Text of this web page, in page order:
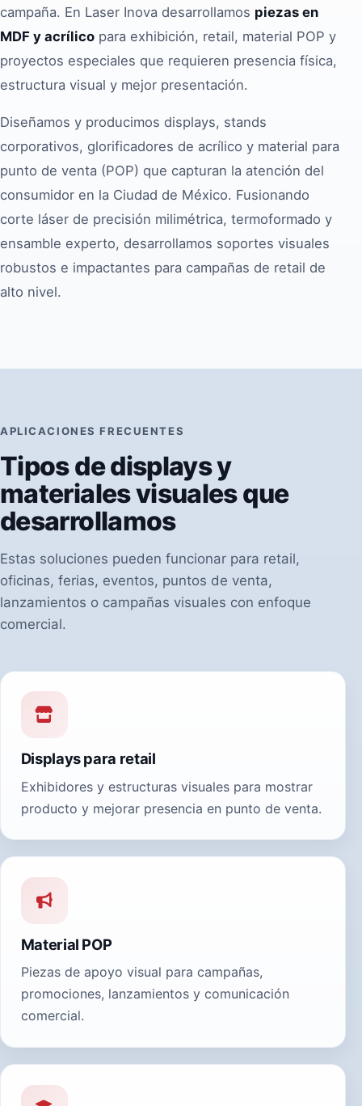
campaña. En Laser Inova desarrollamos piezas en
MDF y acrílico para exhibición, retail, material POP y
proyectos especiales que requieren presencia física,
estructura visual y mejor presentación.
Diseñamos y producimos displays, stands
corporativos, glorificadores de acrílico y material para
punto de venta (POP) que capturan la atención del
consumidor en la Ciudad de México. Fusionando
corte láser de precisión milimétrica, termoformado y
ensamble experto, desarrollamos soportes visuales
robustos e impactantes para campañas de retail de
alto nivel.
APLICACIONES FRECUENTES
Tipos de displays y
materiales visuales que
desarrollamos
Estas soluciones pueden funcionar para retail,
oficinas, ferias, eventos, puntos de venta,
lanzamientos o campañas visuales con enfoque
comercial.
Displays para retail
Exhibidores y estructuras visuales para mostrar
producto y mejorar presencia en punto de venta.
Material POP
Piezas de apoyo visual para campañas,
promociones, lanzamientos y comunicación
comercial.